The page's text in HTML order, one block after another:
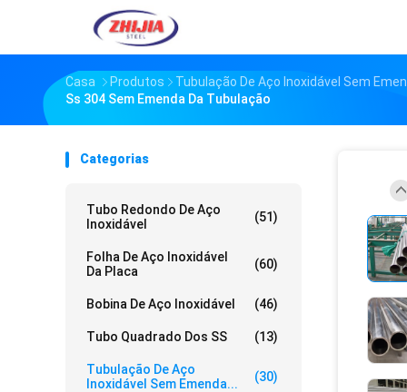
Casa Produtos Tubulação De Aço Inoxidável Sem
Ss 304 Sem Emenda Da Tubulação
Categorias
Tubo Redondo De Aço
Inoxidável
(51)
Folha De Aço Inoxidável
Da Placa
(60)
Bobina De Aço Inoxidável (46)
Tubo Quadrado Dos SS (13)
Tubulação De Aço
Inoxidável Sem Emenda...
(30)